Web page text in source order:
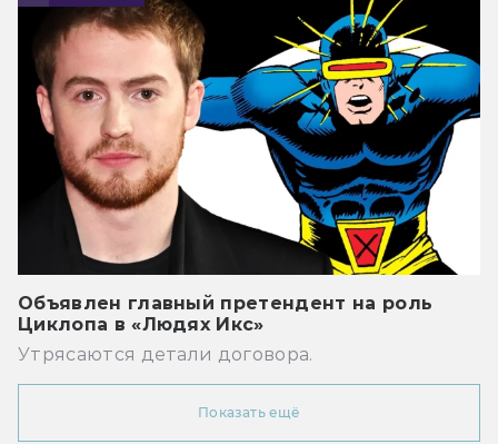
Объявлен главный претендент на роль
Циклопа в «Людях Икс»
Утрясаются детали договора.
Показать ещё